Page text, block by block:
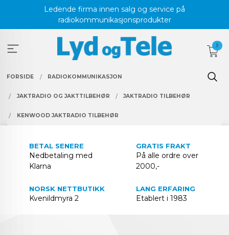
Ledende firma innen salg og service på
radiokommunikasjonsprodukter
0
FORSIDE RADIOKOMMUNIKASJON
JAKTRADIO OG JAKTTILBEHØR JAKTRADIO TILBEHØR
KENWOOD JAKTRADIO TILBEHØR
BETAL SENERE
Nedbetaling med
Klarna
GRATIS FRAKT
På alle ordre over
2000,-
NORSK NETTBUTIKK
Kvenildmyra 2
LANG ERFARING
Etablert i 1983